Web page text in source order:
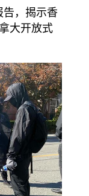
告，揭示香
大开放式